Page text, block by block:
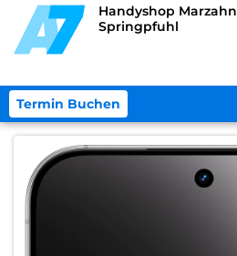
Handyshop Marzahn
Springpfuhl
Termin Buchen